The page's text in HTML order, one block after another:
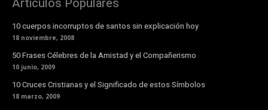
10 cuerpos incorruptos de santos sin explicación hoy
18 noviembre, 2008
50 Frases Célebres de la Amistad y el Compañerismo
10 junio, 2009
10 Cruces Cristianas y el Significado de estos Símbolos
18 marzo, 2009